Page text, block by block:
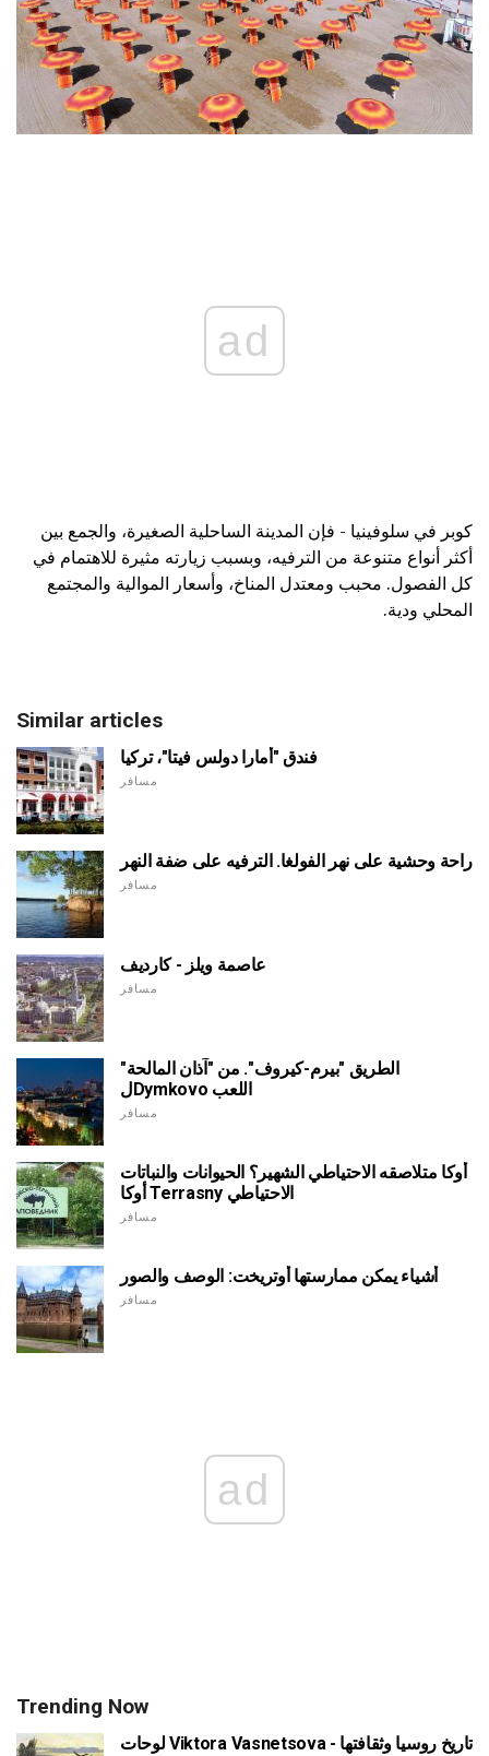
ad
كوبر في سلوفينيا - فإن المدينة الساحلية الصغيرة، والجمع بين
أكثر أنواع متنوعة من الترفيه، وبسبب زيارته مثيرة للاهتمام في
كل الفصول. محبب ومعتدل المناخ، وأسعار الموالية والمجتمع
المحلي ودية.
Similar articles
فندق "أمارا دولس فيتا"، تركيا
مسافر
راحة وحشية على نهر الفولغا. الترفيه على ضفة النهر
مسافر
عاصمة ويلز - كارديف
مسافر
الطريق "بيرم-كيروف". من "آذان المالحة"
لDymkovo اللعب
مسافر
أوكا متلاصقه الاحتياطي الشهير؟ الحيوانات والنباتات
أوكا Terrasny الاحتياطي
مسافر
أشياء يمكن ممارستها أوتريخت: الوصف والصور
مسافر
ad
Trending Now
لوحات Viktora Vasnetsova - تاريخ روسيا وثقافتها